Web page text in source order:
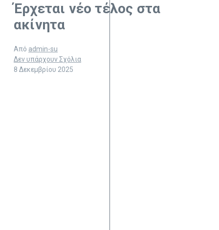
Έρχεται νέο τέλος στα
ακίνητα
Από admin-su
Δεν υπάρχουν Σχόλια
8 Δεκεμβρίου 2025